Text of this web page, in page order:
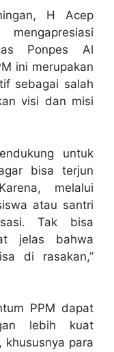
H Acep
Ponpes Al
ini merupakan
sebagai salah
visi dan misi
untuk
bisa terjun
melalui
atau santri
Tak bisa
jelas bahwa
di rasakan,”
PPM dapat
lebih kuat
khususnya para